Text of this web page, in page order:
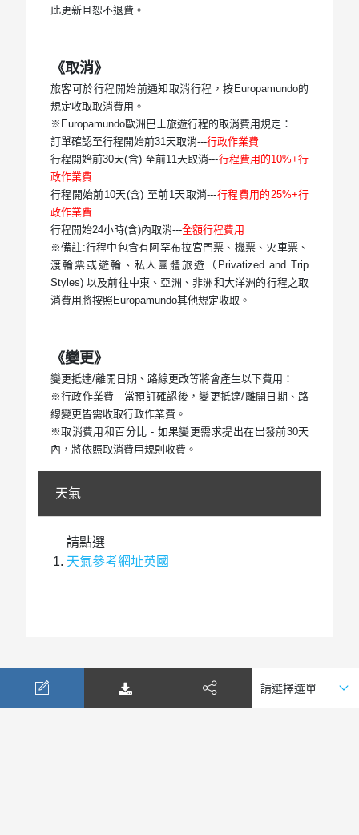
此更新且恕不退費。
《取消》
旅客可於行程開始前通知取消行程，按Europamundo的
規定收取取消費用。
※Europamundo歐洲巴士旅遊行程的取消費用規定：
訂單確認至行程開始前31天取消---行政作業費
行程開始前30天(含) 至前11天取消---行程費用的10%+行
政作業費
行程開始前10天(含) 至前1天取消---行程費用的25%+行
政作業費
行程開始24小時(含)內取消---全額行程費用
※備註:行程中包含有阿罕布拉宮門票、機票、火車票、
渡輪票或遊輪、私人團體旅遊（Privatized and Trip
Styles) 以及前往中東、亞洲、非洲和大洋洲的行程之取
消費用將按照Europamundo其他規定收取。
《變更》
變更抵達/離開日期、路線更改等將會產生以下費用：
※行政作業費 - 當預訂確認後，變更抵達/離開日期、路
線變更皆需收取行政作業費。
※取消費用和百分比 - 如果變更需求提出在出發前30天
內，將依照取消費用規則收費。
天氣
請點選
天氣參考網址英國